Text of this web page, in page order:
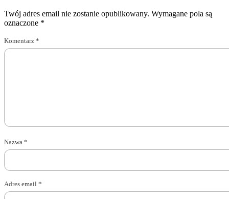
Twój adres email nie zostanie opublikowany. Wymagane pola są
oznaczone *
Komentarz *
Nazwa *
Adres email *